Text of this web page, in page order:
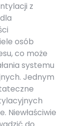
z
osób
co może
systemu
Jednym
Niewłaściwie